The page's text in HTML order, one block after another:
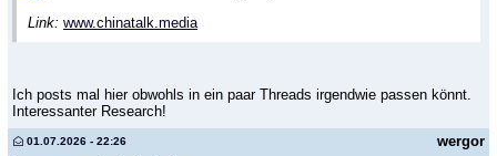
Link: www.chinatalk.media
Ich posts mal hier obwohls in ein paar Threads irgendwie passen könnt.
Interessanter Research!
wergor
01.07.2026 - 22:26